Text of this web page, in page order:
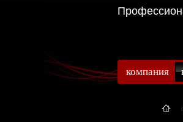
компания